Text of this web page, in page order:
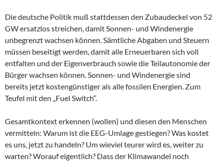
Die deutsche Politik muß stattdessen den Zubaudeckel von 52
GW ersatzlos streichen, damit Sonnen- und Windenergie
unbegrenzt wachsen können. Sämtliche Abgaben und Steuern
müssen beseitigt werden, damit alle Erneuerbaren sich voll
entfalten und der Eigenverbrauch sowie die Teilautonomie der
Bürger wachsen können. Sonnen- und Windenergie sind
bereits jetzt kostengünstiger als alle fossilen Energien. Zum
Teufel mit den „Fuel Switch“.
Gesamtkontext erkennen (wollen) und diesen den Menschen
vermitteln: Warum ist die EEG-Umlage gestiegen? Was kostet
es uns, jetzt zu handeln? Um wieviel teurer wird es, weiter zu
warten? Worauf eigentlich? Dass der Klimawandel noch